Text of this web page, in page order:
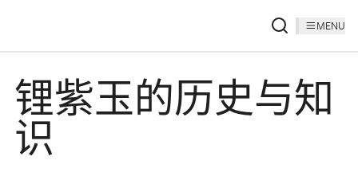
MENU
锂紫玉的历史与知
识